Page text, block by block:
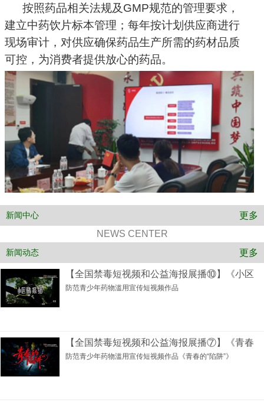
按照药品相关法规及GMP规范的管理要求，
建立中药饮片标本管理；每年按计划供应商进行
现场审计，对供应确保药品生产所需的药材品质
可控，为消费者提供放心的药品。
新闻中心
更多
NEWS CENTER
新闻动态 更多
【全国禁毒短视频和公益海报展播⑩】《小区
防范青少年药物滥用宣传短视频作品
【全国禁毒短视频和公益海报展播⑦】《青春
防范青少年药物滥用宣传短视频作品《青春的“陷阱”》